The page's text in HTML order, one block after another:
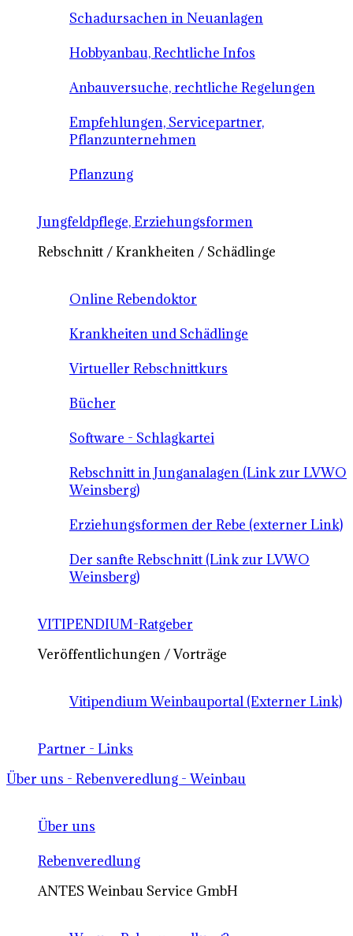
Schadursachen in Neuanlagen
Hobbyanbau, Rechtliche Infos
Anbauversuche, rechtliche Regelungen
Empfehlungen, Servicepartner,
Pflanzunternehmen
Pflanzung
Jungfeldpflege, Erziehungsformen
Rebschnitt / Krankheiten / Schädlinge
Online Rebendoktor
Krankheiten und Schädlinge
Virtueller Rebschnittkurs
Bücher
Software - Schlagkartei
Rebschnitt in Junganalagen (Link zur LVWO
Weinsberg)
Erziehungsformen der Rebe (externer Link)
Der sanfte Rebschnitt (Link zur LVWO
Weinsberg)
VITIPENDIUM-Ratgeber
Veröffentlichungen / Vorträge
Vitipendium Weinbauportal (Externer Link)
Partner - Links
Über uns - Rebenveredlung - Weinbau
Über uns
Rebenveredlung
ANTES Weinbau Service GmbH